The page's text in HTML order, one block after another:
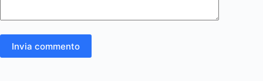
Invia commento